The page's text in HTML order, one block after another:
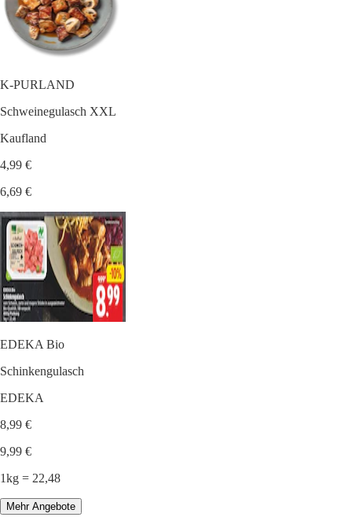
K-PURLAND
Schweinegulasch XXL
Kaufland
4,99 €
6,69 €
EDEKA Bio
Schinkengulasch
EDEKA
8,99 €
9,99 €
1kg = 22,48
Mehr Angebote